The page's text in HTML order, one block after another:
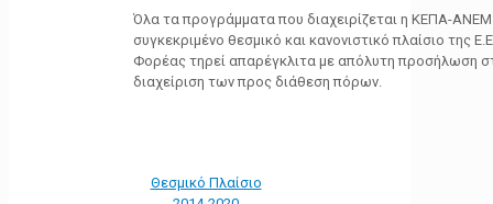
Όλα τα προγράμματα που διαχειρίζεται η ΚΕΠΑ-
συγκεκριμένο θεσμικό και κανονιστικό πλαίσιο της
Φορέας τηρεί απαρέγκλιτα με απόλυτη προσήλωση
διαχείριση των προς διάθεση πόρων.
Θεσμικό Πλαίσιο